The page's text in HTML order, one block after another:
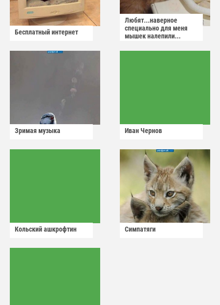
Бесплатный интернет
Любят...наверное
специально для меня
мышек налепили...
Зримая музыка Иван Чернов
Кольский ашкрофтин Симпатяги